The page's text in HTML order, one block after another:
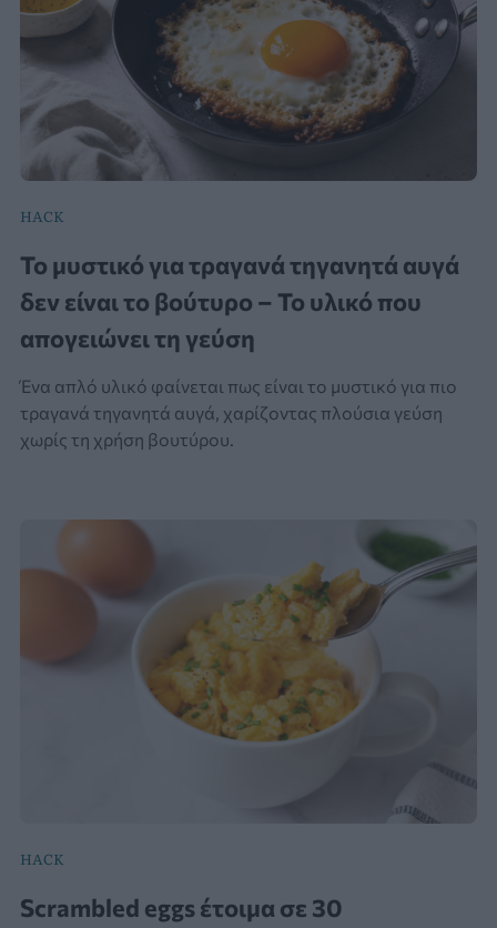
HACK
Το μυστικό για τραγανά τηγανητά αυγά
δεν είναι το βούτυρο – Το υλικό που
απογειώνει τη γεύση
Ένα απλό υλικό φαίνεται πως είναι το μυστικό για πιο
τραγανά τηγανητά αυγά, χαρίζοντας πλούσια γεύση
χωρίς τη χρήση βουτύρου.
HACK
Scrambled eggs έτοιμα σε 30